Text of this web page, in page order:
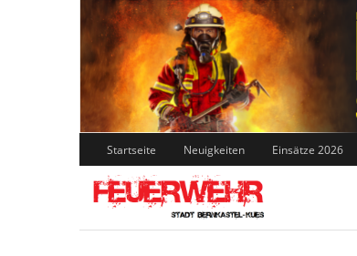
Skip
to
content
Startseite Neuigkeiten Einsätze 2026